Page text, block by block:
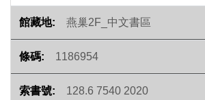
燕巢2F_中文書區
1186954
128.6 7540 2020